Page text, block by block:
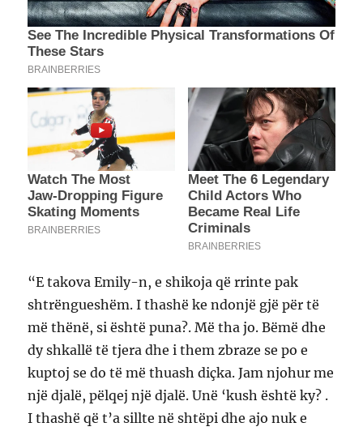
“E takova Emily-n, e shikoja që rrinte pak
shtrëngueshëm. I thashë ke ndonjë gjë për të
më thënë, si është puna?. Më tha jo. Bëmë dhe
dy shkallë të tjera dhe i them zbraze se po e
kuptoj se do të më thuash diçka. Jam njohur me
një djalë, pëlqej një djalë. Unë ‘kush është ky? .
I thashë që t’a sillte në shtëpi dhe ajo nuk e